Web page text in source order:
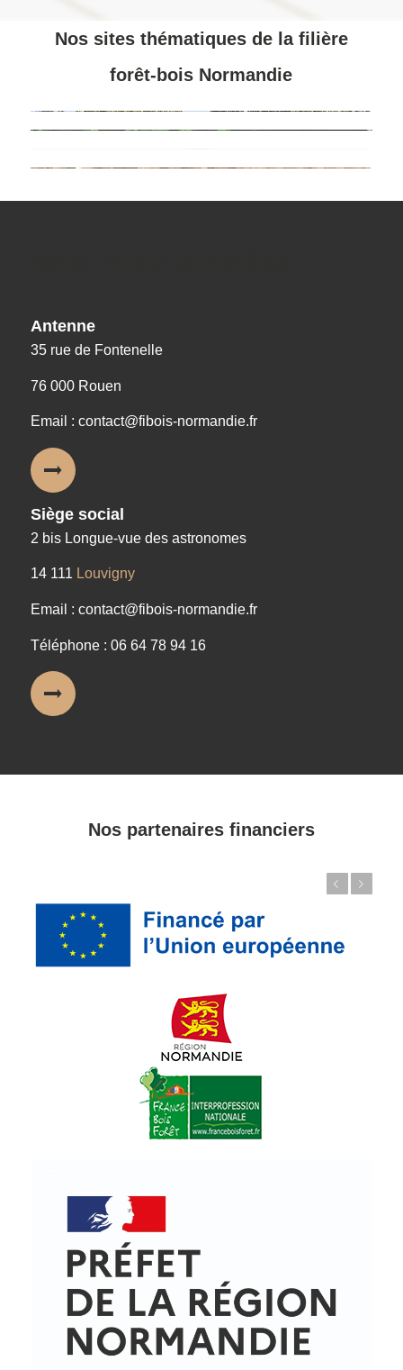
Nos sites thématiques de la filière
forêt-bois Normandie
Antenne
35 rue de Fontenelle
76 000 Rouen
Email : contact@fibois-normandie.fr
Siège social
2 bis Longue-vue des astronomes
14 111 Louvigny
Email : contact@fibois-normandie.fr
Téléphone : 06 64 78 94 16
Nos partenaires financiers
© Copyright - ProfessionsBois | Conception et réalisation :
Actualités
Mentions légales
Politique de confidentialité